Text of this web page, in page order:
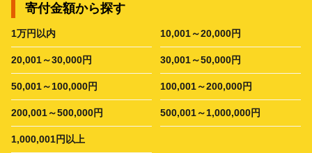
寄付金額から探す
1万円以内 10,001～20,000円
20,001～30,000円 30,001～50,000円
50,001～100,000円 100,001～200,000円
200,001～500,000円 500,001～1,000,000円
1,000,001円以上